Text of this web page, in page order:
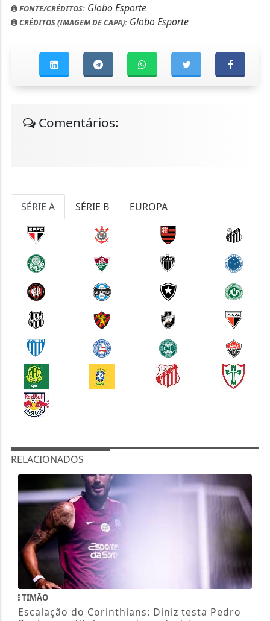
FONTE/CRÉDITOS:Globo Esporte
CRÉDITOS (IMAGEM DE CAPA):Globo Esporte
Comentários:
SÉRIE A SÉRIE B EUROPA
RELACIONADOS
TIMÃO
Escalação do Corinthians: Diniz testa Pedro